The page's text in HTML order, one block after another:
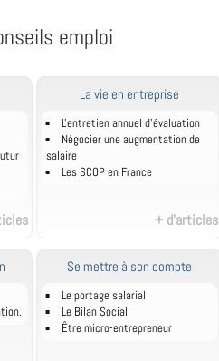
emploi
La vie en entreprise
L'entretien annuel d’évaluation
Négocier une augmentation de
salaire
Les SCOP en France
+ d'articles
Se mettre à son compte
Le portage salarial
Le Bilan Social
Être micro-entrepreneur